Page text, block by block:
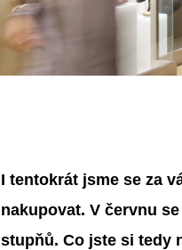
I tentokrát jsme se za
nakupovat. V červnu
stupňů. Co jste si tedy